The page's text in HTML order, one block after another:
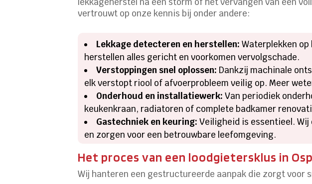
vertrouwt op onze kennis bij onder andere:
Lekkage detecteren en herstellen: Waterplekken
herstellen alles gericht en voorkomen vervolgschade.
Verstoppingen snel oplossen: Dankzij machinale
elk verstopt riool of afvoerprobleem veilig op. Meer
Onderhoud en installatiewerk: Van periodiek
keukenkraan, radiatoren of complete badkamer
Gastechniek en keuring: Veiligheid is essentieel.
en zorgen voor een betrouwbare leefomgeving.
Het proces van een loodgietersklus in
Wij hanteren een gestructureerde aanpak die zorgt voor